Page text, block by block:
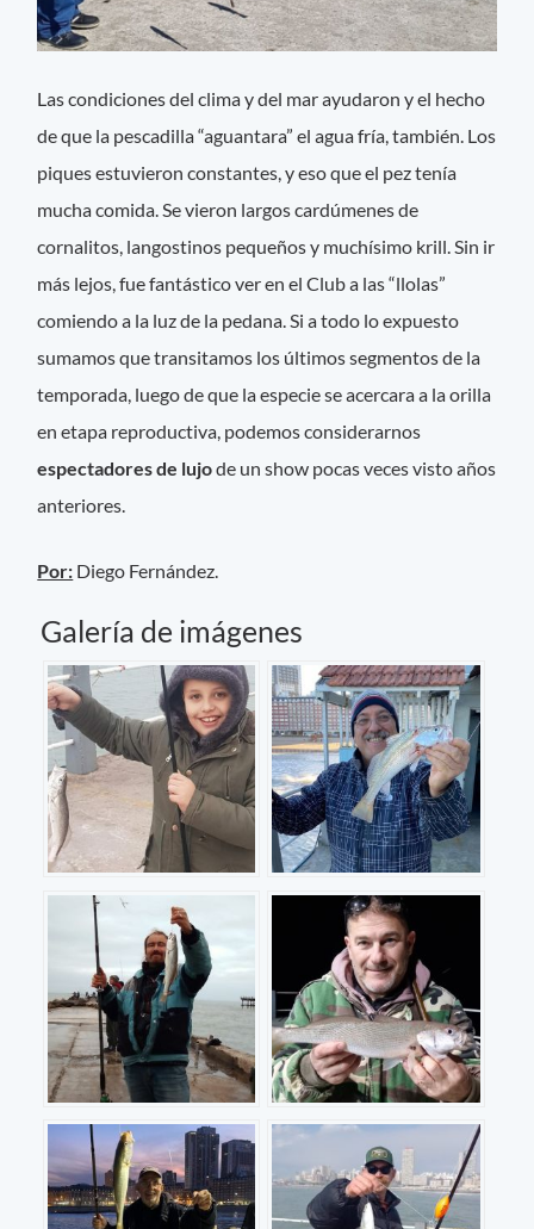
Las condiciones del clima y del mar ayudaron y el hecho
de que la pescadilla “aguantara” el agua fría, también. Los
piques estuvieron constantes, y eso que el pez tenía
mucha comida. Se vieron largos cardúmenes de
cornalitos, langostinos pequeños y muchísimo krill. Sin ir
más lejos, fue fantástico ver en el Club a las “llolas”
comiendo a la luz de la pedana. Si a todo lo expuesto
sumamos que transitamos los últimos segmentos de la
temporada, luego de que la especie se acercara a la orilla
en etapa reproductiva, podemos considerarnos
espectadores de lujode un show pocas veces visto años
anteriores.
Por: Diego Fernández.
Galería de imágenes